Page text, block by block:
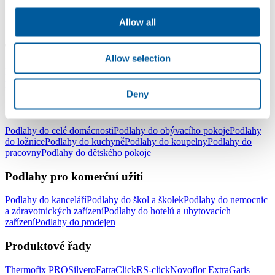
Allow all
Allow selection
Deny
YouTube Instagram
Typy podlah
Lepené vinylové podlahyPlovoucí vinylové podlahy - clickVinylové
podlahy v rolíchElektrostatické podlahy
Podlahy pro domácnost
Podlahy do celé domácnostiPodlahy do obývacího pokojePodlahy
do ložnicePodlahy do kuchyněPodlahy do koupelnyPodlahy do
pracovnyPodlahy do dětského pokoje
Podlahy pro komerční užití
Podlahy do kanceláříPodlahy do škol a školekPodlahy do nemocnic
a zdravotnických zařízeníPodlahy do hotelů a ubytovacích
zařízeníPodlahy do prodejen
Produktové řady
Thermofix PROSilveroFatraClickRS-clickNovoflor ExtraGaris